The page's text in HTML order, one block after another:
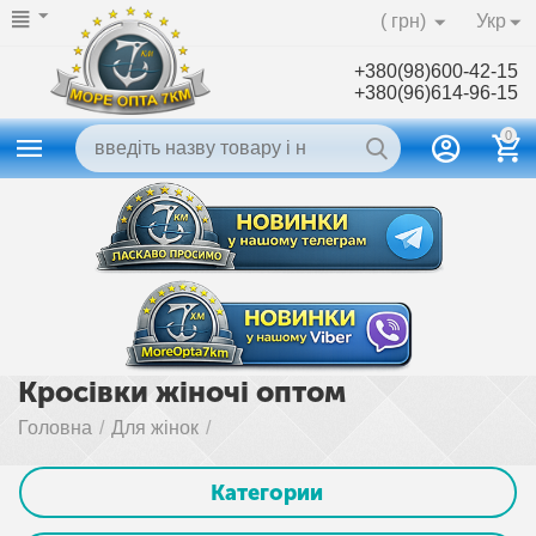
Укр
( грн)
+380(98)600-42-15
+380(96)614-96-15
0
Кросівки жіночі оптом
Головна / Для жінок /
Категории